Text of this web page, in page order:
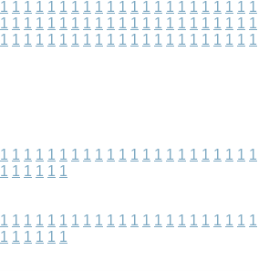
1 1 1 1 1 1 1 1 1 1 1 1 1 1 1 1 1 1 1 1 1 1
1 1 1 1 1 1 1 1 1 1 1 1 1 1 1 1 1 1 1 1 1 1
1 1 1 1 1 1 1 1 1 1 1 1 1 1 1 1 1 1 1 1 1 1
1 1 1 1 1 1 1 1 1 1 1 1 1 1 1 1 1 1 1 1 1 1
1 1 1 1 1 1
1 1 1 1 1 1 1 1 1 1 1 1 1 1 1 1 1 1 1 1 1 1
1 1 1 1 1 1